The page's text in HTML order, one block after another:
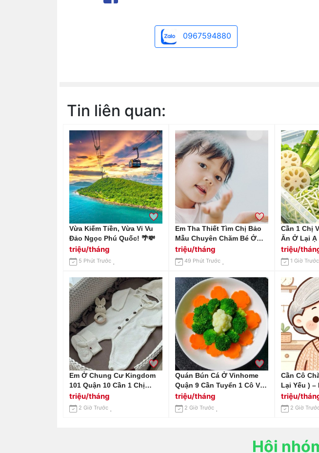
0967594880
Tin liên quan:
Vừa Kiếm Tiền, Vừa Vi Vu
Đảo Ngọc Phú Quốc! 🌴💸
triệu/tháng
5 Phút Trước
Em Tha Thiết Tìm Chị Bảo
Mẫu Chuyên Chăm Bé Ở
Chung Cư Hà Đô Quận 10 Ạ
triệu/tháng
49 Phút Trước
Cần 1 Chị
Ăn Ở Lại Ạ
triệu/
1 Giờ Trước
Em Ở Chung Cư Kingdom
101 Quận 10 Cần 1 Chị
Chăm Bé 9 Tháng (cần Chị
Ở Lại) Lương 13 Triệu Bao
Ăn Ở
triệu/tháng
2 Giờ Trước
Quán Bún Cá Ở Vinhome
Quận 9 Cần Tuyển 1 Cô Về
Nhặt Rau , Rửa Chén
triệu/tháng
2 Giờ Trước
Cần Cô
Lại Yếu ) –
Nhà Đi Về
triệu/
2 Giờ
Hội